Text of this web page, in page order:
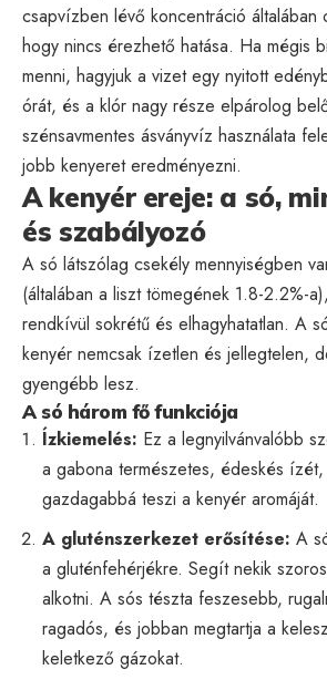
csapvízben lévő koncentráció általában
hogy nincs érezhető hatása. Ha mégis
menni, hagyjuk a vizet egy nyitott
órát, és a klór nagy része elpárolog
szénsavmentes ásványvíz használata
jobb kenyeret eredményezni.
A kenyér ereje: a só,
és szabályozó
A só látszólag csekély mennyiségben
(általában a liszt tömegének 1.8-2.2%-
rendkívül sokrétű és elhagyhatatlan. A
kenyér nemcsak ízetlen és jellegtelen,
gyengébb lesz.
A só három fő funkciója
Ízkiemelés: Ez a legnyilvánvalóbb
a gabona természetes, édeskés
gazdagabbá teszi a kenyér aromáját.
A gluténszerkezet erősítése: A
a gluténfehérjékre. Segít nekik
alkotni. A sós tészta feszesebb,
ragadós, és jobban megtartja a
keletkező gázokat.